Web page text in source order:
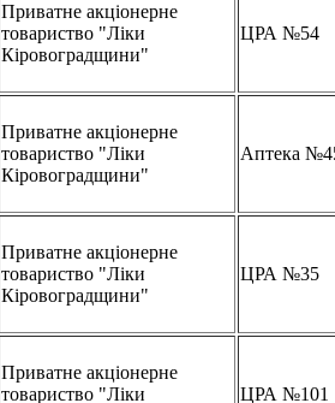
Приватне акціонерне
товариство "Ліки
Кіровоградщини"
ЦРА №54
Приватне акціонерне
товариство "Ліки
Кіровоградщини"
Аптека
Приватне акціонерне
товариство "Ліки
Кіровоградщини"
ЦРА №35
Приватне акціонерне
товариство "Ліки
ЦРА №101